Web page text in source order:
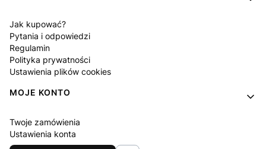
Jak kupować?
Pytania i odpowiedzi
Regulamin
Polityka prywatności
Ustawienia plików cookies
MOJE KONTO
Twoje zamówienia
Ustawienia konta
Ulubione